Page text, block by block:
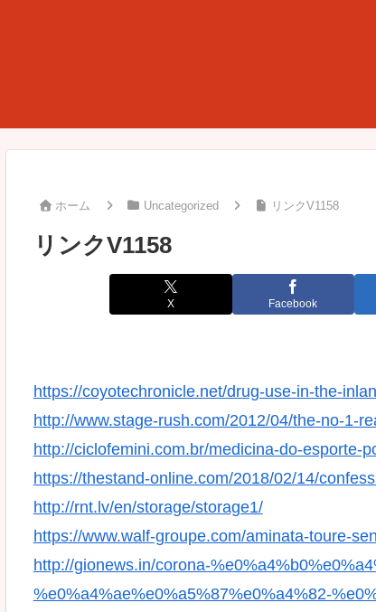
ホーム Uncategorized リンクV1158
リンクV1158
X Facebook
https://coyotechronicle.net/drug-use-in-the-
http://www.stage-rush.com/2012/04/the-no-1-
http://ciclofemini.com.br/medicina-do-esporte-
https://thestand-online.com/2018/02/14/
http://rnt.lv/en/storage/storage1/
https://www.walf-groupe.com/aminata-toure-
http://gionews.in/corona-
%e0%a4%ae%e0%a5%87%e0%a4%82-